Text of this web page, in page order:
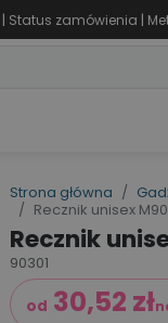
| Status zamówienia |
Strona główna
Recznik unisex
Recznik
90301
od 30,52 zł